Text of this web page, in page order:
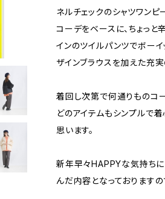
ネルチェックのシャツワンピ
コーデをベースに、ちょっと
インのツイルパンツでボー
ザインブラウスを加えた充実
着回し次第で何通りものコ
どのアイテムもシンプルで
思います。
新年早々HAPPYな気持ちに
んだ内容となっております